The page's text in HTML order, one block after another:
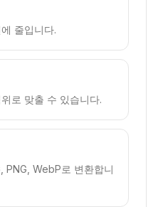
줄입니다.
로 맞출 수 있습니다.
PNG, WebP로 변환합니